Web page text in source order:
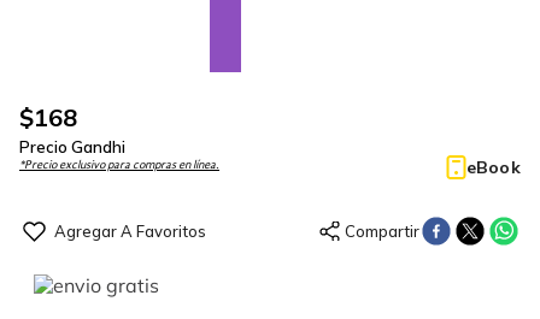
$168
Precio Gandhi
*Precio exclusivo para compras en línea. eBook